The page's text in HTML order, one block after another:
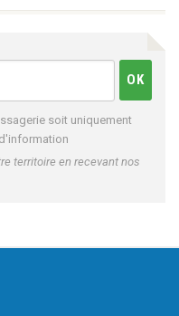
soit uniquement
territoire en recevant nos